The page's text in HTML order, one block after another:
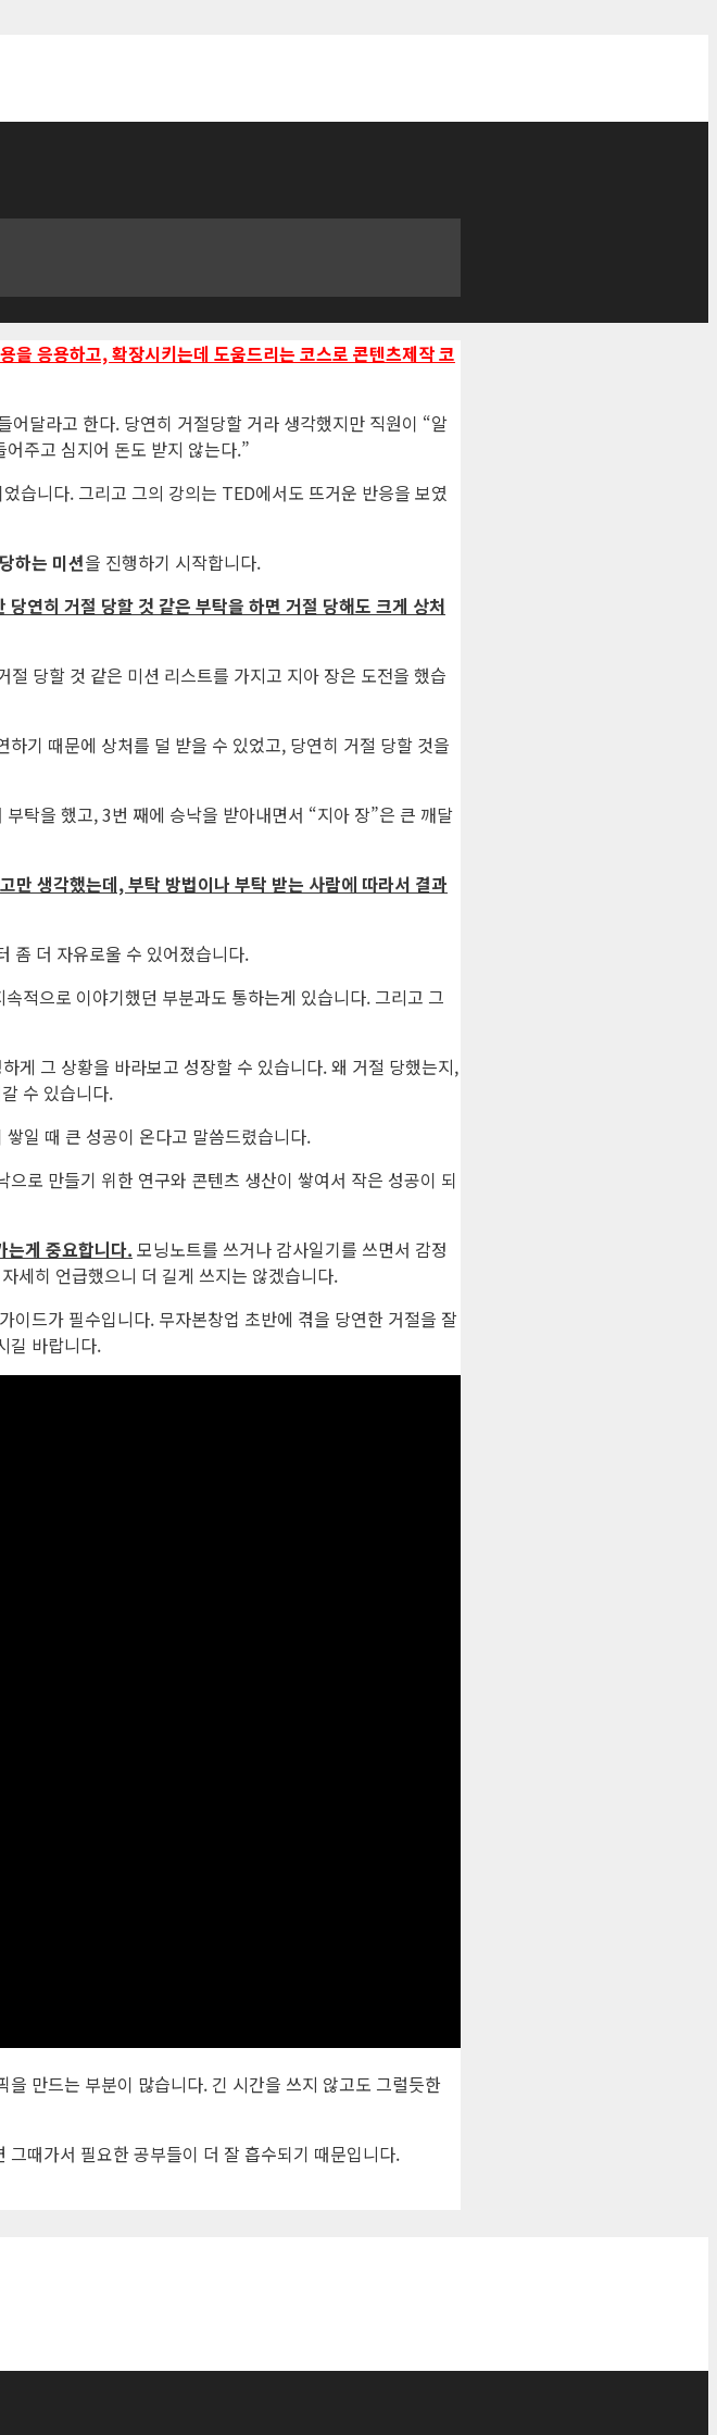
응용하고, 확장시키는데 도움드리는 코스로 콘텐츠제작 코
달라고 한다. 당연히 거절당할 거라 생각했지만 직원이 “알
주고 심지어 돈도 받지 않는다.”
었습니다. 그리고 그의 강의는 TED에서도 뜨거운 반응을 보였
하는 미션을 진행하기 시작합니다.
당연히 거절 당할 것 같은 부탁을 하면 거절 당해도 크게 상처
당할 것 같은 미션 리스트를 가지고 지아 장은 도전을 했습
기 때문에 상처를 덜 받을 수 있었고, 당연히 거절 당할 것을
탁을 했고, 3번 째에 승낙을 받아내면서 “지아 장”은 큰 깨달
만 생각했는데, 부탁 방법이나 부탁 받는 사람에 따라서 결과
좀 더 자유로울 수 있어졌습니다.
적으로 이야기했던 부분과도 통하는게 있습니다. 그리고 그
게 그 상황을 바라보고 성장할 수 있습니다. 왜 거절 당했는지,
수 있습니다.
일 때 큰 성공이 온다고 말씀드렸습니다.
로 만들기 위한 연구와 콘텐츠 생산이 쌓여서 작은 성공이 되
는게 중요합니다. 모닝노트를 쓰거나 감사일기를 쓰면서 감정
세히 언급했으니 더 길게 쓰지는 않겠습니다.
드가 필수입니다. 무자본창업 초반에 겪을 당연한 거절을 잘
길 바랍니다.
만드는 부분이 많습니다. 긴 시간을 쓰지 않고도 그럴듯한
때가서 필요한 공부들이 더 잘 흡수되기 때문입니다.